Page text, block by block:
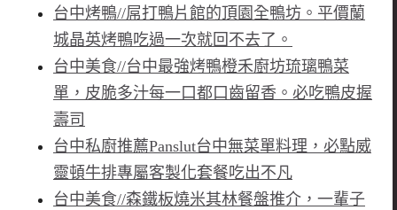
台中烤鴨//屌打鴨片館的頂園全鴨坊。平價蘭
城晶英烤鴨吃過一次就回不去了。
台中美食//台中最強烤鴨橙禾廚坊琉璃鴨菜
單，皮脆多汁每一口都口齒留香。必吃鴨皮握
壽司
台中私廚推薦Panslut台中無菜單料理，必點威
靈頓牛排專屬客製化套餐吃出不凡
台中美食//森鐵板燒米其林餐盤推介，一輩子